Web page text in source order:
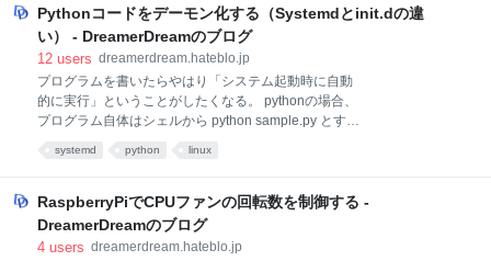
ログ内の画像クリックでAmazonの商品ページに飛び
ます ＜毎回使うもの＞ ・フィラメント これが無いと
なーんにも出来ません。 ３Dプ
でしか動かないそうなので元々エアコン操作には不向
きなようだ。 そこで、pythonでリモコンコードをその
まま点灯、消灯の間隔を読み取ってPWMでキャリア信
号38kHz作って点灯消灯の間隔を保存したタイミング
でそのまま送信してしまえ！と思いたち自分で作って
みることにした。・・・が あえなく撃沈・・・ どうや
み取りが出来ないようだ。 なんとか読み取ったデータ
ャリア信号を作る為のPWM送信が出来ないようだ。
LEDは光るがどうもオカシイと思
Pythonコードをデーモン化する（Systemdとinit.dの違
い） - DreamerDreamのブログ
12 users dreamerdream.hateblo.jp
プログラムを書いたらやはり「システム起動時に自動
的に実行」ということがしたくなる。 pythonの場合、
プログラム自体はシェルから python sample.py とする
ctrl+zで一時停止させて jobs で表示されたナンバーを
くさい。 元々 python sample.py& とすると最初からバ
ックで実行されるようになるが、ユーザーがログアウ
トしたら終了してしまう（のかな？） 最初から自動的
systemd python linux
RaspberryPiでCPUファンの回転数を制御する -
DreamerDreamのブログ
4 users dreamerdream.hateblo.jp